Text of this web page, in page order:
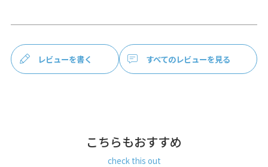
※商品サイズの表記はおおよその値となります。
※外寸は口金を含みます。
※内寸は口金を含みません。
表地：メイン生地…ナイロン100％、サブ生地…ポリエステ
レビューを書く すべてのレビューを見る
こちらもおすすめ
check this out